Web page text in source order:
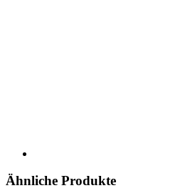
Ähnliche Produkte